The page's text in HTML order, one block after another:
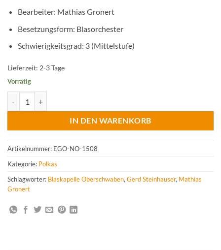
Bearbeiter: Mathias Gronert
Besetzungsform: Blasorchester
Schwierigkeitsgrad: 3 (Mittelstufe)
Lieferzeit: 2-3 Tage
Vorrätig
IN DEN WARENKORB
Artikelnummer: EGO-NO-1508
Kategorie: Polkas
Schlagwörter: Blaskapelle Oberschwaben, Gerd Steinhauser, Mathias
Gronert